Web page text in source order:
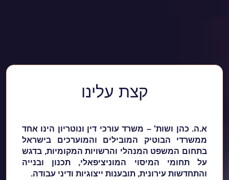
קצת עלינו
א.ה. כהן ושות' – משרד עורכי דין ונוטריון הינו אחד
ממשרדי הבוטיק המובילים והמוערכים בישראל
בתחום המשפט המנהלי והרשויות המקומיות, בדגש
על תחומי המיסוי המוניציפאלי, תכנון ובנייה
והתחדשות עירונית, תובענות ייצוגיות ודיני עבודה.